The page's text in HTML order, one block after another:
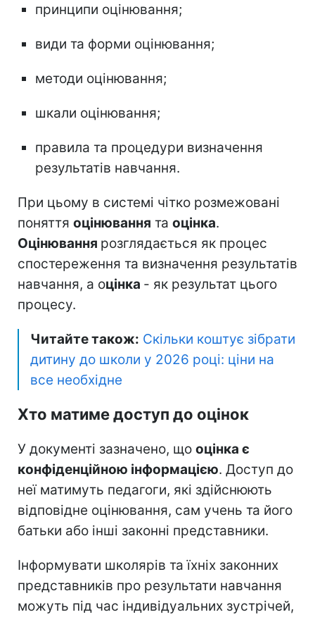
принципи оцінювання;
види та форми оцінювання;
методи оцінювання;
шкали оцінювання;
правила та процедури визначення
результатів навчання.
При цьому в системі чітко розмежовані
поняття оцінювання та оцінка.
Оцінювання розглядається як процес
спостереження та визначення результатів
навчання, а оцінка - як результат цього
процесу.
Читайте також: Скільки коштує зібрати
дитину до школи у 2026 році: ціни на
все необхідне
Хто матиме доступ до оцінок
У документі зазначено, що оцінка є
конфіденційною інформацією. Доступ до
неї матимуть педагоги, які здійснюють
відповідне оцінювання, сам учень та його
батьки або інші законні представники.
Інформувати школярів та їхніх законних
представників про результати навчання
можуть під час індивідуальних зустрічей,